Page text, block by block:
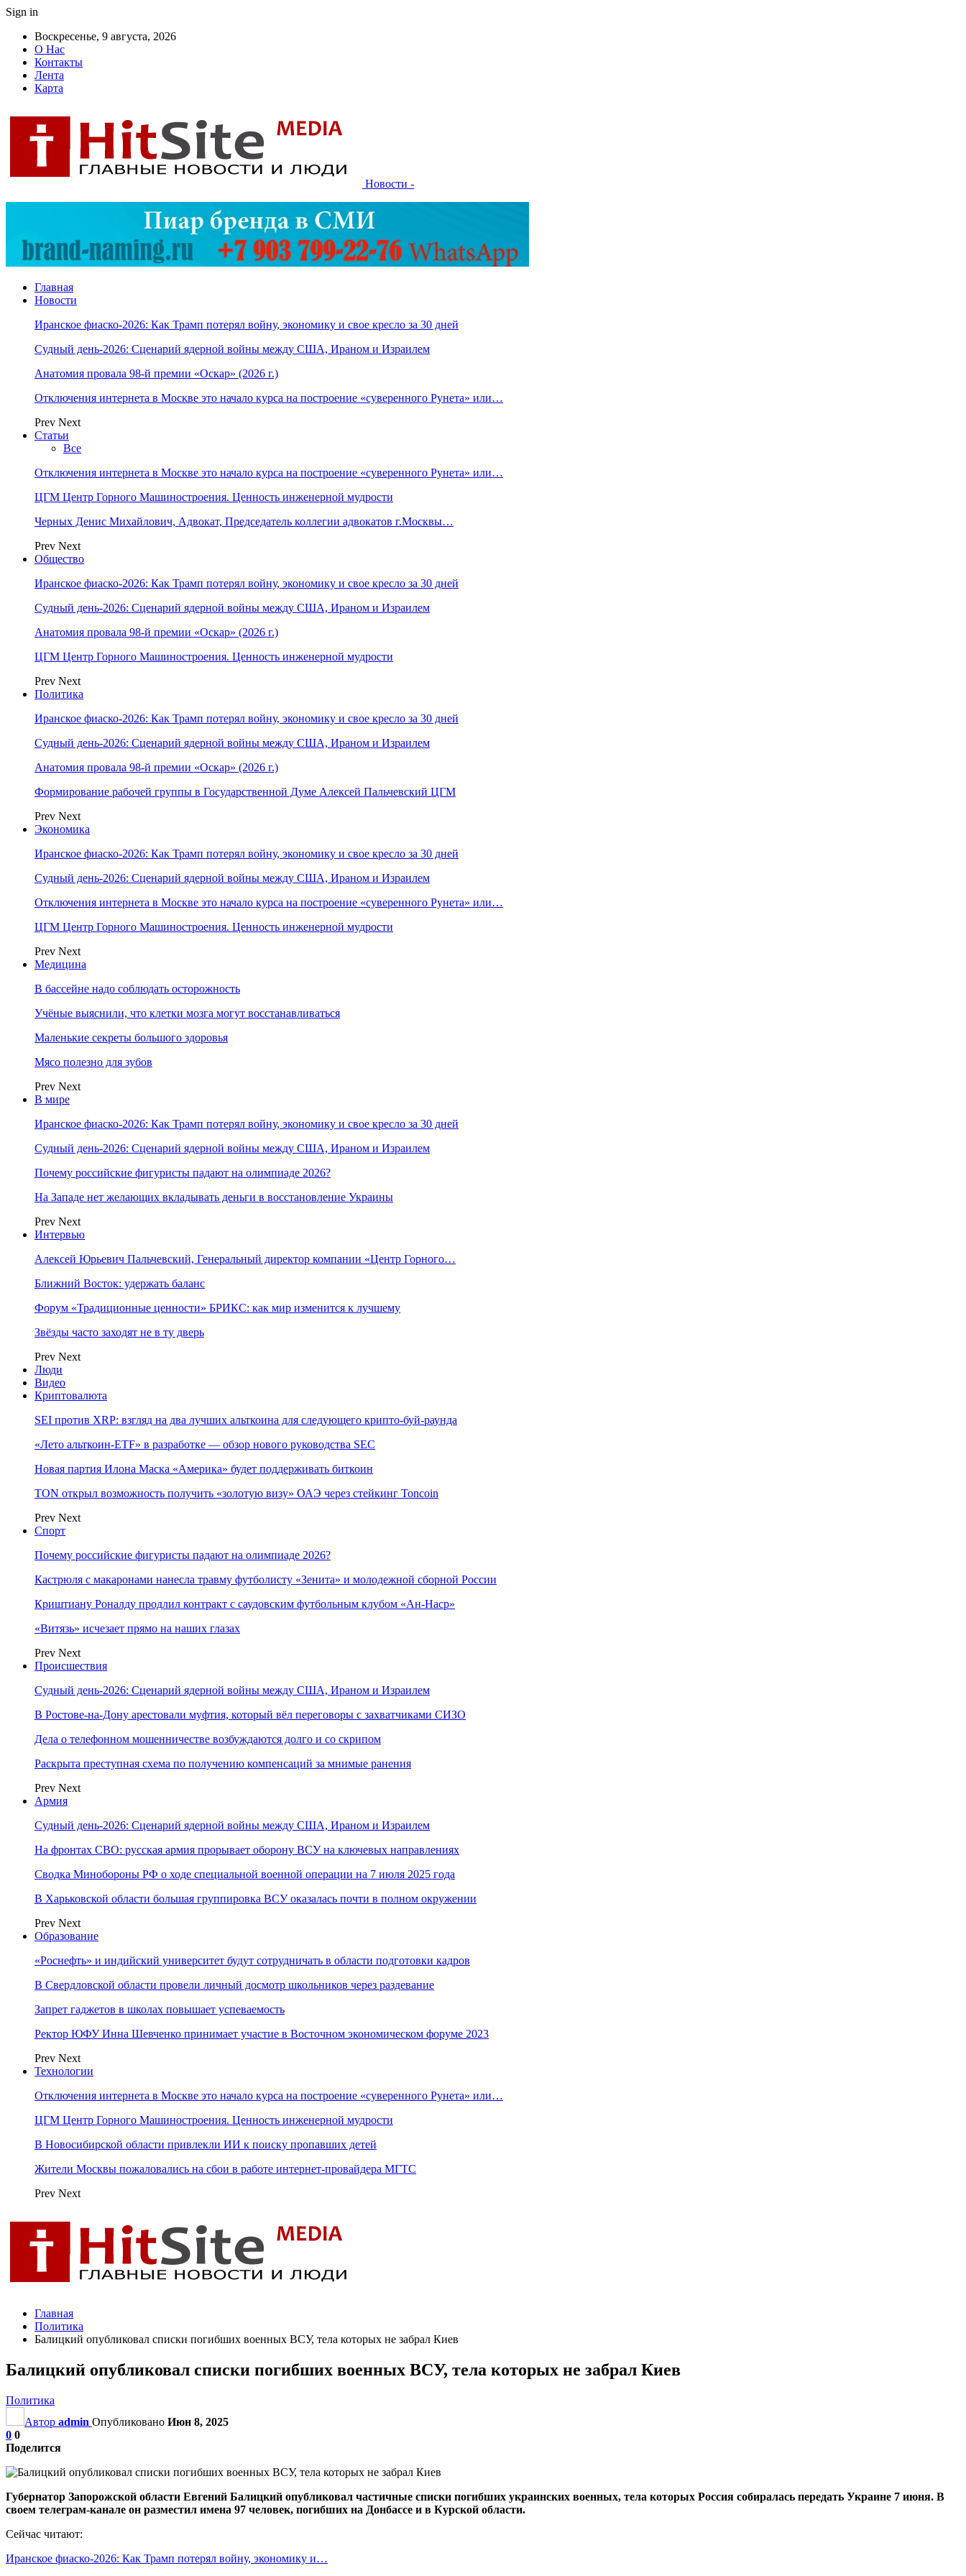
Sign in
Воскресенье, 9 августа, 2026
О Нас
Контакты
Лента
Карта
Новости -
Главная
Новости
Иранское фиаско-2026: Как Трамп потерял войну, экономику и свое кресло за 30 дней
Судный день-2026: Сценарий ядерной войны между США, Ираном и Израилем
Анатомия провала 98-й премии «Оскар» (2026 г.)
Отключения интернета в Москве это начало курса на построение «суверенного Рунета» или…
Prev Next
Статьи
Все
Отключения интернета в Москве это начало курса на построение «суверенного Рунета» или…
ЦГМ Центр Горного Машиностроения. Ценность инженерной мудрости
Черных Денис Михайлович, Адвокат, Председатель коллегии адвокатов г.Москвы…
Prev Next
Общество
Иранское фиаско-2026: Как Трамп потерял войну, экономику и свое кресло за 30 дней
Судный день-2026: Сценарий ядерной войны между США, Ираном и Израилем
Анатомия провала 98-й премии «Оскар» (2026 г.)
ЦГМ Центр Горного Машиностроения. Ценность инженерной мудрости
Prev Next
Политика
Иранское фиаско-2026: Как Трамп потерял войну, экономику и свое кресло за 30 дней
Судный день-2026: Сценарий ядерной войны между США, Ираном и Израилем
Анатомия провала 98-й премии «Оскар» (2026 г.)
Формирование рабочей группы в Государственной Думе Алексей Пальчевский ЦГМ
Prev Next
Экономика
Иранское фиаско-2026: Как Трамп потерял войну, экономику и свое кресло за 30 дней
Судный день-2026: Сценарий ядерной войны между США, Ираном и Израилем
Отключения интернета в Москве это начало курса на построение «суверенного Рунета» или…
ЦГМ Центр Горного Машиностроения. Ценность инженерной мудрости
Prev Next
Медицина
В бассейне надо соблюдать осторожность
Учёные выяснили, что клетки мозга могут восстанавливаться
Маленькие секреты большого здоровья
Мясо полезно для зубов
Prev Next
В мире
Иранское фиаско-2026: Как Трамп потерял войну, экономику и свое кресло за 30 дней
Судный день-2026: Сценарий ядерной войны между США, Ираном и Израилем
Почему российские фигуристы падают на олимпиаде 2026?
На Западе нет желающих вкладывать деньги в восстановление Украины
Prev Next
Интервью
Алексей Юрьевич Пальчевский, Генеральный директор компании «Центр Горного…
Ближний Восток: удержать баланс
Форум «Традиционные ценности» БРИКС: как мир изменится к лучшему
Звёзды часто заходят не в ту дверь
Prev Next
Люди
Видео
Криптовалюта
SEI против XRP: взгляд на два лучших альткоина для следующего крипто-буй-раунда
«Лето альткоин-ETF» в разработке — обзор нового руководства SEC
Новая партия Илона Маска «Америка» будет поддерживать биткоин
TON открыл возможность получить «золотую визу» ОАЭ через стейкинг Toncoin
Prev Next
Спорт
Почему российские фигуристы падают на олимпиаде 2026?
Кастрюля с макаронами нанесла травму футболисту «Зенита» и молодежной сборной России
Криштиану Роналду продлил контракт с саудовским футбольным клубом «Ан-Наср»
«Витязь» исчезает прямо на наших глазах
Prev Next
Происшествия
Судный день-2026: Сценарий ядерной войны между США, Ираном и Израилем
В Ростове-на-Дону арестовали муфтия, который вёл переговоры с захватчиками СИЗО
Дела о телефонном мошенничестве возбуждаются долго и со скрипом
Раскрыта преступная схема по получению компенсаций за мнимые ранения
Prev Next
Армия
Судный день-2026: Сценарий ядерной войны между США, Ираном и Израилем
На фронтах СВО: русская армия прорывает оборону ВСУ на ключевых направлениях
Сводка Минобороны РФ о ходе специальной военной операции на 7 июля 2025 года
В Харьковской области большая группировка ВСУ оказалась почти в полном окружении
Prev Next
Образование
«Роснефть» и индийский университет будут сотрудничать в области подготовки кадров
В Свердловской области провели личный досмотр школьников через раздевание
Запрет гаджетов в школах повышает успеваемость
Ректор ЮФУ Инна Шевченко принимает участие в Восточном экономическом форуме 2023
Prev Next
Технологии
Отключения интернета в Москве это начало курса на построение «суверенного Рунета» или…
ЦГМ Центр Горного Машиностроения. Ценность инженерной мудрости
В Новосибирской области привлекли ИИ к поиску пропавших детей
Жители Москвы пожаловались на сбои в работе интернет-провайдера МГТС
Prev Next
Главная
Политика
Балицкий опубликовал списки погибших военных ВСУ, тела которых не забрал Киев
Балицкий опубликовал списки погибших военных ВСУ, тела которых не забрал Киев
Политика
Автор admin Опубликовано Июн 8, 2025
0 0
Поделится
Губернатор Запорожской области Евгений Балицкий опубликовал частичные списки погибших украинских военных, тела которых Россия собиралась передать Украине 7 июня. В
своем телеграм-канале он разместил имена 97 человек, погибших на Донбассе и в Курской области.
Сейчас читают:
Иранское фиаско-2026: Как Трамп потерял войну, экономику и…